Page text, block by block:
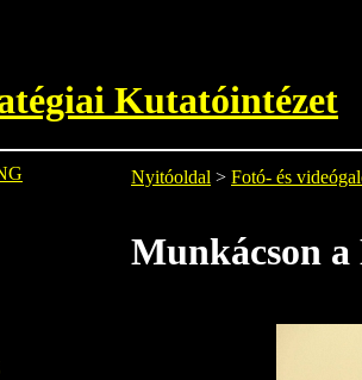
Kutatóintézet
Nyitóoldal > Fotó- és
Munkácson a